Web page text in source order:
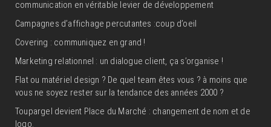
communication en véritable levier de développement
Campagnes d’affichage percutantes :coup d’oeil
Covering : communiquez en grand !
Marketing relationnel : un dialogue client, ça s’organise !
Flat ou matériel design ? De quel team êtes vous ? à moins que
vous ne soyez rester sur la tendance des années 2000 ?
Toupargel devient Place du Marché : changement de nom et de
logo.